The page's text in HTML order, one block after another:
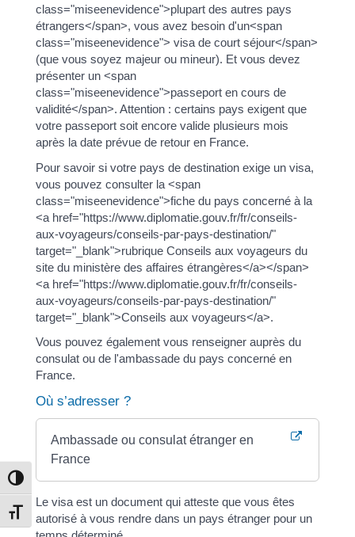
Passer en contraste élevé
Changer la taille de la police
class="miseenevidence">plupart des autres pays
étrangers</span>, vous avez besoin d'un<span
class="miseenevidence"> visa de court séjour</span>
(que vous soyez majeur ou mineur). Et vous devez
présenter un <span
class="miseenevidence">passeport en cours de
validité</span>. Attention : certains pays exigent que
votre passeport soit encore valide plusieurs mois
après la date prévue de retour en France.
Pour savoir si votre pays de destination exige un visa,
vous pouvez consulter la <span
class="miseenevidence">fiche du pays concerné à la
<a href="https://www.diplomatie.gouv.fr/fr/conseils-
aux-voyageurs/conseils-par-pays-destination/"
target="_blank">rubrique Conseils aux voyageurs du
site du ministère des affaires étrangères</a></span>
<a href="https://www.diplomatie.gouv.fr/fr/conseils-
aux-voyageurs/conseils-par-pays-destination/"
target="_blank">Conseils aux voyageurs</a>.
Vous pouvez également vous renseigner auprès du
consulat ou de l'ambassade du pays concerné en
France.
Où s’adresser ?
Ambassade ou consulat étranger en
France
Le visa est un document qui atteste que vous êtes
autorisé à vous rendre dans un pays étranger pour un